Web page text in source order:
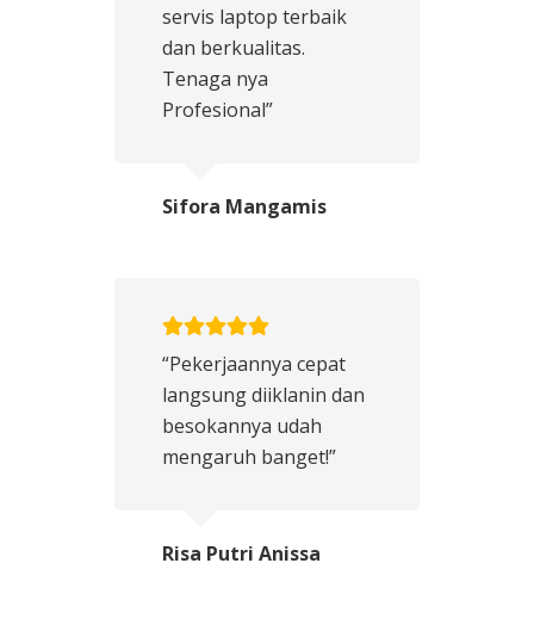
servis laptop terbaik
dan berkualitas.
Tenaga nya
Profesional”
Sifora Mangamis
“Pekerjaannya cepat
langsung diiklanin dan
besokannya udah
mengaruh banget!”
Risa Putri Anissa